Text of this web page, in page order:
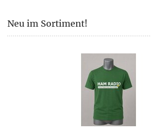
Neu im Sortiment!